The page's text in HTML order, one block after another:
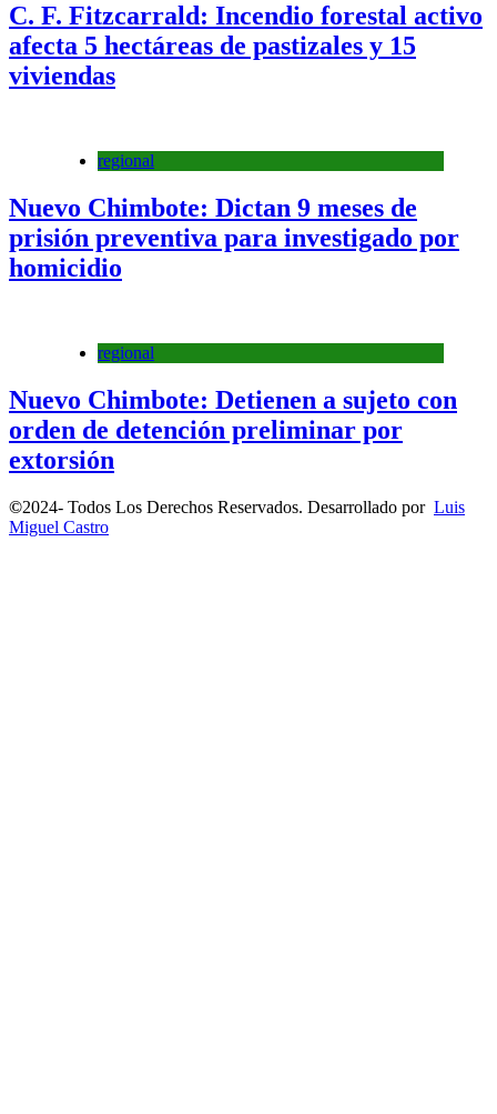
C. F. Fitzcarrald: Incendio forestal activo
afecta 5 hectáreas de pastizales y 15
viviendas
regional
Nuevo Chimbote: Dictan 9 meses de
prisión preventiva para investigado por
homicidio
regional
Nuevo Chimbote: Detienen a sujeto con
orden de detención preliminar por
extorsión
©2024- Todos Los Derechos Reservados. Desarrollado por Luis
Miguel Castro